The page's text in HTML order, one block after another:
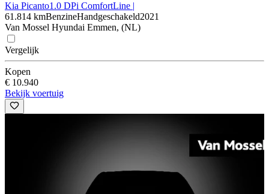
Kia Picanto1.0 DPi ComfortLine |
61.814 kmBenzineHandgeschakeld2021
Van Mossel Hyundai Emmen, (NL)
Vergelijk
Kopen
€ 10.940
Bekijk voertuig